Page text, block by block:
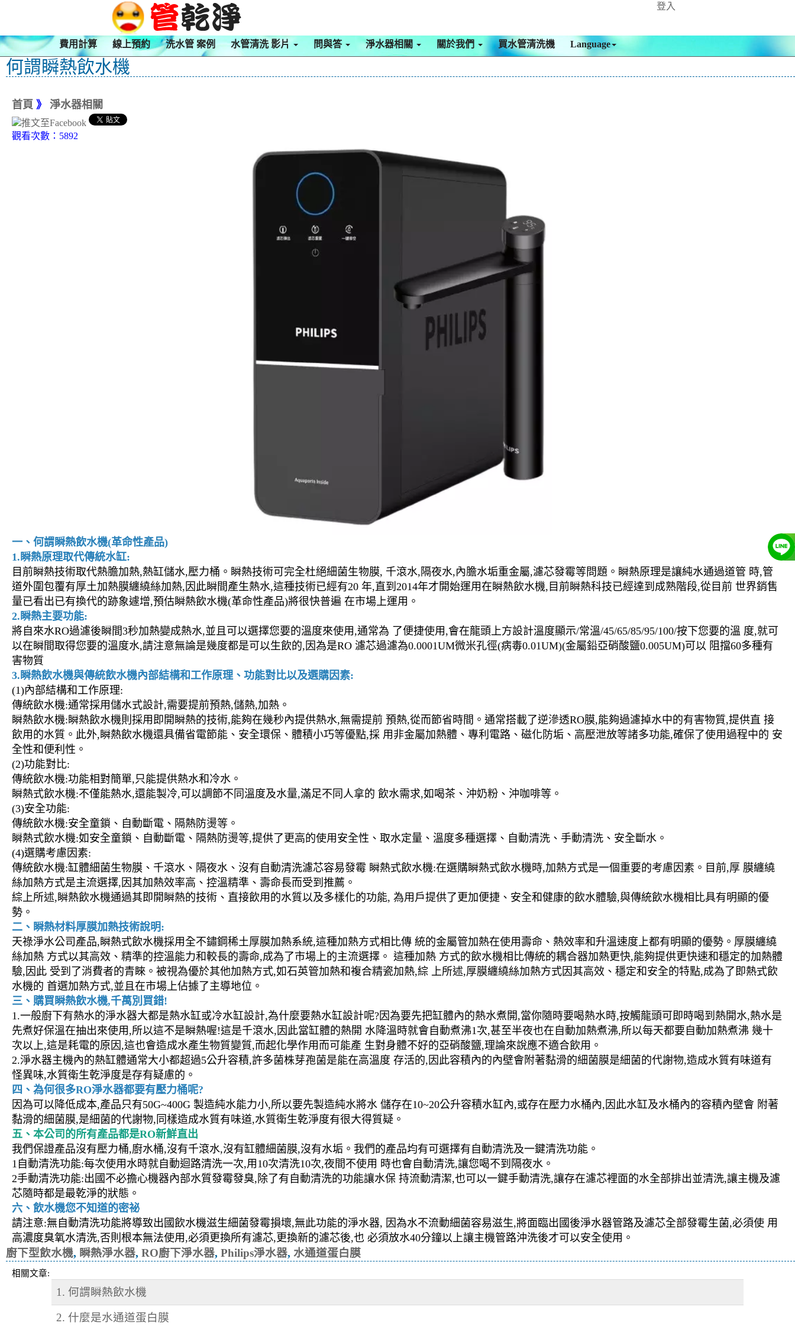
登入
費用計算 線上預約 洗水管 案例 水管清洗 影片 問與答 淨水器相關 關於我們 買水管清洗機 Language
何謂瞬熱飲水機
首頁 》 淨水器相關
觀看次數：5892
一、何謂瞬熱飲水機(革命性產品)
1.瞬熱原理取代傳統水缸:
目前瞬熱技術取代熱膽加熱,熱缸儲水,壓力桶。瞬熱技術可完全杜絕細菌生物膜, 千滾水,隔夜水,內膽水垢重金屬,濾芯發霉等問題。瞬熱原理是讓純水通過道管 時,管
道外圍包覆有厚土加熱膜纏繞絲加熱,因此瞬間產生熱水,這種技術已經有20 年,直到2014年才開始運用在瞬熱飲水機,目前瞬熱科技已經達到成熟階段,從目前 世界銷售
量已看出已有換代的跡象遽增,預估瞬熱飲水機(革命性產品)將很快普遍 在市場上運用。
2.瞬熱主要功能:
將自來水RO過濾後瞬間3秒加熱變成熱水,並且可以選擇您要的溫度來使用,通常為 了便捷使用,會在龍頭上方設計溫度顯示/常溫/45/65/85/95/100/按下您要的溫 度,就可
以在瞬間取得您要的溫度水,請注意無論是幾度都是可以生飲的,因為是RO 濾芯過濾為0.0001UM微米孔徑(病毒0.01UM)(金屬鉛亞硝酸鹽0.005UM)可以 阻擋60多種有
害物質
3.瞬熱飲水機與傳統飲水機內部結構和工作原理、功能對比以及選購因素:
(1)內部結構和工作原理:
傳統飲水機:通常採用儲水式設計,需要提前預熱,儲熱,加熱。
瞬熱飲水機:瞬熱飲水機則採用即開瞬熱的技術,能夠在幾秒內提供熱水,無需提前 預熱,從而節省時間。通常搭載了逆滲透RO膜,能夠過濾掉水中的有害物質,提供直 接
飲用的水質。此外,瞬熱飲水機還具備省電節能、安全環保、體積小巧等優點,採 用非金屬加熱體、專利電路、磁化防垢、高壓泄放等諸多功能,確保了使用過程中的 安
全性和便利性。
(2)功能對比:
傳統飲水機:功能相對簡單,只能提供熱水和冷水。
瞬熱式飲水機:不僅能熱水,還能製冷,可以調節不同溫度及水量,滿足不同人拿的 飲水需求,如喝茶、沖奶粉、沖咖啡等。
(3)安全功能:
傳統飲水機:安全童鎖、自動斷電、隔熱防燙等。
瞬熱式飲水機:如安全童鎖、自動斷電、隔熱防燙等,提供了更高的使用安全性、取水定量、溫度多種選擇、自動清洗、手動清洗、安全斷水。
(4)選購考慮因素:
傳統飲水機:缸體細菌生物膜、千滾水、隔夜水、沒有自動清洗濾芯容易發霉 瞬熱式飲水機:在選購瞬熱式飲水機時,加熱方式是一個重要的考慮因素。目前,厚 膜纏繞
絲加熱方式是主流選擇,因其加熱效率高、控溫精準、壽命長而受到推薦。
綜上所述,瞬熱飲水機通過其即開瞬熱的技術、直接飲用的水質以及多樣化的功能, 為用戶提供了更加便捷、安全和健康的飲水體驗,與傳統飲水機相比具有明顯的優
勢。
二、瞬熱材料厚膜加熱技術說明:
天祿淨水公司產品,瞬熱式飲水機採用全不鏽鋼稀土厚膜加熱系統,這種加熱方式相比傳 統的金屬管加熱在使用壽命、熱效率和升溫速度上都有明顯的優勢。厚膜纏繞
絲加熱 方式以其高效、精準的控溫能力和較長的壽命,成為了市場上的主流選擇。 這種加熱 方式的飲水機相比傳統的耦合器加熱更快,能夠提供更快速和穩定的加熱體
驗,因此 受到了消費者的青睞。被視為優於其他加熱方式,如石英管加熱和複合精瓷加熱,綜 上所述,厚膜纏繞絲加熱方式因其高效、穩定和安全的特點,成為了即熱式飲
水機的 首選加熱方式,並且在市場上佔據了主導地位。
三、購買瞬熱飲水機,千萬別買錯!
1.一般廚下有熱水的淨水器大都是熱水缸或冷水缸設計,為什麼要熱水缸設計呢?因為要先把缸體內的熱水煮開,當你隨時要喝熱水時,按觸龍頭可即時喝到熱開水,熱水是
先煮好保溫在抽出來使用,所以這不是瞬熱喔!這是千滾水,因此當缸體的熱開 水降溫時就會自動煮沸1次,甚至半夜也在自動加熱煮沸,所以每天都要自動加熱煮沸 幾十
次以上,這是耗電的原因,這也會造成水產生物質變質,而起化學作用而可能產 生對身體不好的亞硝酸鹽,理論來說應不適合飲用。
2.淨水器主機內的熱缸體通常大小都超過5公升容積,許多菌株芽孢菌是能在高溫度 存活的,因此容積內的內壁會附著黏滑的細菌膜是細菌的代謝物,造成水質有味道有
怪異味,水質衛生乾淨度是存有疑慮的。
四、為何很多RO淨水器都要有壓力桶呢?
因為可以降低成本,產品只有50G~400G 製造純水能力小,所以要先製造純水將水 儲存在10~20公升容積水缸內,或存在壓力水桶內,因此水缸及水桶內的容積內壁會 附著
黏滑的細菌膜,是細菌的代謝物,同樣造成水質有味道,水質衛生乾淨度有很大得質疑。
五、本公司的所有產品都是RO新鮮直出
我們保證產品沒有壓力桶,廚水桶,沒有千滾水,沒有缸體細菌膜,沒有水垢。我們的產品均有可選擇有自動清洗及一鍵清洗功能。
1自動清洗功能:每次使用水時就自動迴路清洗一次,用10次清洗10次,夜間不使用 時也會自動清洗,讓您喝不到隔夜水。
2手動清洗功能:出國不必擔心機器內部水質發霉發臭,除了有自動清洗的功能讓水保 持流動清潔,也可以一鍵手動清洗,讓存在濾芯裡面的水全部排出並清洗,讓主機及濾
芯隨時都是最乾淨的狀態。
六、飲水機您不知道的密祕
請注意:無自動清洗功能將導致出國飲水機滋生細菌發霉損壞,無此功能的淨水器, 因為水不流動細菌容易滋生,將面臨出國後淨水器管路及濾芯全部發霉生菌,必須使 用
高濃度臭氧水清洗,否則根本無法使用,必須更換所有濾芯,更換新的濾芯後,也 必須放水40分鐘以上讓主機管路沖洗後才可以安全使用。
廚下型飲水機, 瞬熱淨水器, RO廚下淨水器, Philips淨水器, 水通道蛋白膜
相關文章:
1. 何謂瞬熱飲水機
2. 什麼是水通道蛋白膜